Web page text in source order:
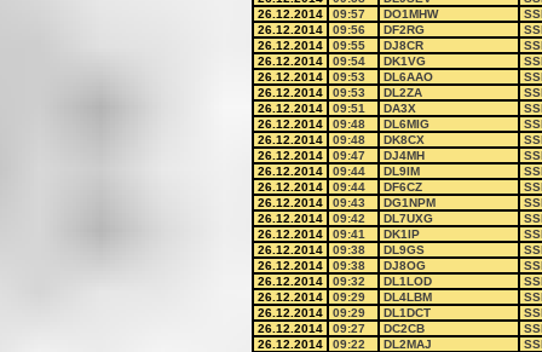
26.12.2014
09:57 DO1MHW
26.12.2014
09:56 DF2RG
26.12.2014
09:55 DJ8CR
26.12.2014
09:54 DK1VG
26.12.2014
09:53 DL6AAO
26.12.2014
09:53 DL2ZA
26.12.2014
09:51 DA3X
26.12.2014
09:48 DL6MIG
26.12.2014
09:48 DK8CX
26.12.2014
09:47 DJ4MH
26.12.2014
09:44 DL9IM
26.12.2014
09:44 DF6CZ
26.12.2014
09:43 DG1NPM
26.12.2014
09:42 DL7UXG
26.12.2014
09:41 DK1IP
26.12.2014
09:38 DL9GS
26.12.2014
09:38 DJ8OG
26.12.2014
09:32 DL1LOD
26.12.2014
09:29 DL4LBM
26.12.2014
09:29 DL1DCT
26.12.2014
09:27 DC2CB
26.12.2014
09:22 DL2MAJ